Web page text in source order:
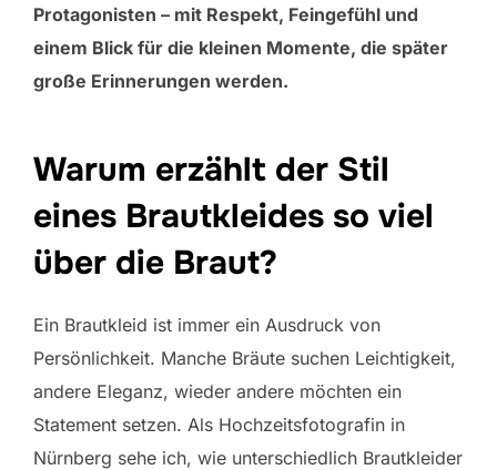
Protagonisten – mit Respekt, Feingefühl und
einem Blick für die kleinen Momente, die später
große Erinnerungen werden.
Warum erzählt der Stil
eines Brautkleides so viel
über die Braut?
Ein Brautkleid ist immer ein Ausdruck von
Persönlichkeit. Manche Bräute suchen Leichtigkeit,
andere Eleganz, wieder andere möchten ein
Statement setzen. Als Hochzeitsfotografin in
Nürnberg sehe ich, wie unterschiedlich Brautkleider